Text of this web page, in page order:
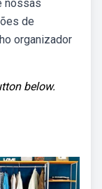
nossas
de
organizador
below.